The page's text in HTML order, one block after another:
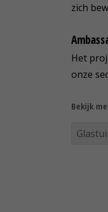
zich
Het
onze
Bekijk